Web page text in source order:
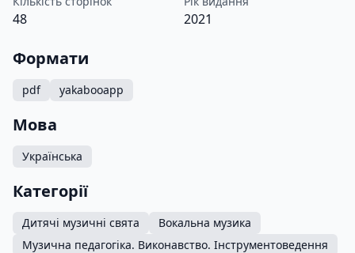
48 2021
Формати
pdf yakabooapp
Мова
Українська
Категорії
Дитячі музичні свята
Вокальна музика
Музична педагогіка. Виконавство. Інструментоведення